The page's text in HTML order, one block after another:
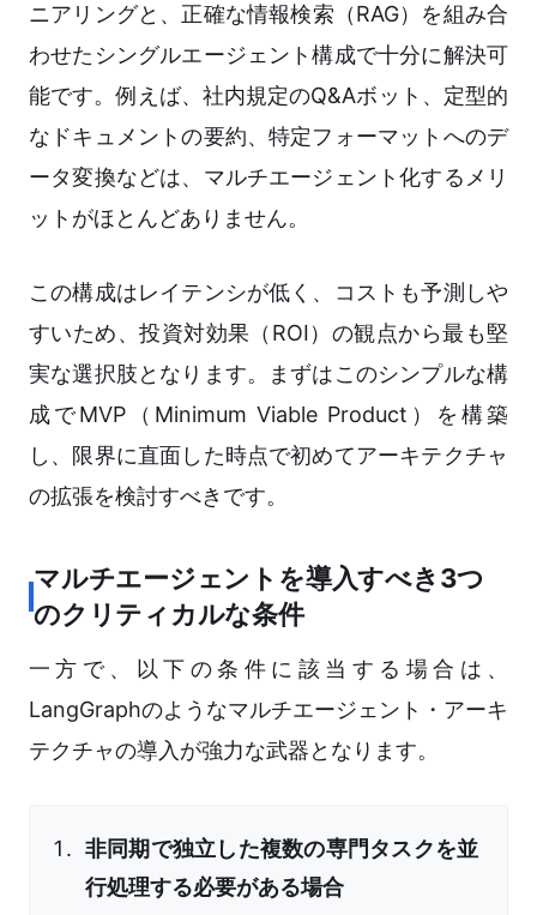
ニアリングと、正確な情報検索（RAG）を組み合
わせたシングルエージェント構成で十分に解決可
能です。例えば、社内規定のQ&Aボット、定型的
なドキュメントの要約、特定フォーマットへのデ
ータ変換などは、マルチエージェント化するメリ
ットがほとんどありません。
この構成はレイテンシが低く、コストも予測しや
すいため、投資対効果（ROI）の観点から最も堅
実な選択肢となります。まずはこのシンプルな構
成でMVP（Minimum Viable Product）を構築
し、限界に直面した時点で初めてアーキテクチャ
の拡張を検討すべきです。
マルチエージェントを導入すべき3つ
のクリティカルな条件
一方で、以下の条件に該当する場合は、
LangGraphのようなマルチエージェント・アーキ
テクチャの導入が強力な武器となります。
非同期で独立した複数の専門タスクを並
行処理する必要がある場合